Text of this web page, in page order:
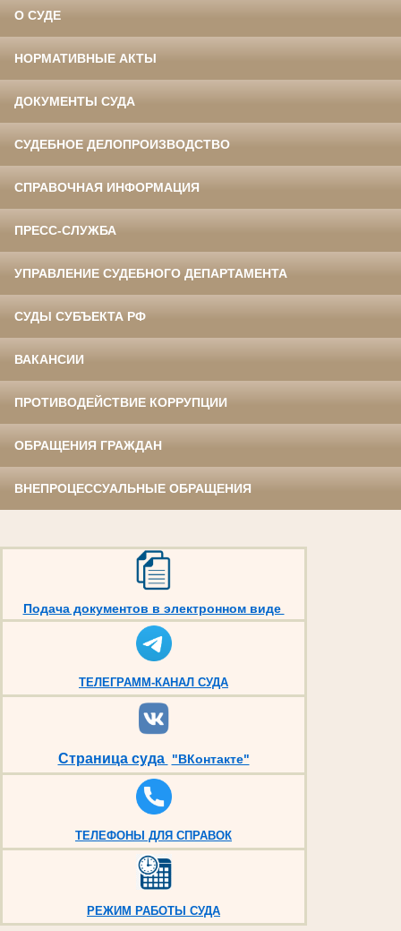
О СУДЕ
НОРМАТИВНЫЕ АКТЫ
ДОКУМЕНТЫ СУДА
СУДЕБНОЕ ДЕЛОПРОИЗВОДСТВО
СПРАВОЧНАЯ ИНФОРМАЦИЯ
ПРЕСС-СЛУЖБА
УПРАВЛЕНИЕ СУДЕБНОГО ДЕПАРТАМЕНТА
СУДЫ СУБЪЕКТА РФ
ВАКАНСИИ
ПРОТИВОДЕЙСТВИЕ КОРРУПЦИИ
ОБРАЩЕНИЯ ГРАЖДАН
ВНЕПРОЦЕССУАЛЬНЫЕ ОБРАЩЕНИЯ
Подача документов в электронном виде
ТЕЛЕГРАММ-КАНАЛ СУДА
Страница суда "ВКонтакте"
ТЕЛЕФОНЫ ДЛЯ СПРАВОК
РЕЖИМ РАБОТЫ СУДА